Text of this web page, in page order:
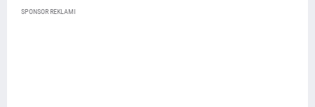
SPONSOR REKLAMI